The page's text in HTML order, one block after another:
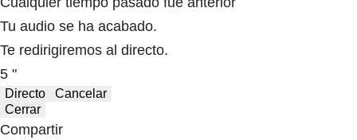
Tu audio se ha acabado.
Te redirigiremos al directo.
5 "
Directo
Cancelar
Cerrar
Compartir